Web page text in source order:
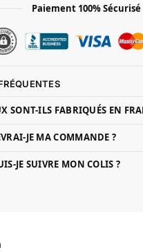
Paiement 100% Sécurisé
SONT-ILS FABRIQUÉS EN
JE MA COMMANDE ?
JE SUIVRE MON COLIS ?